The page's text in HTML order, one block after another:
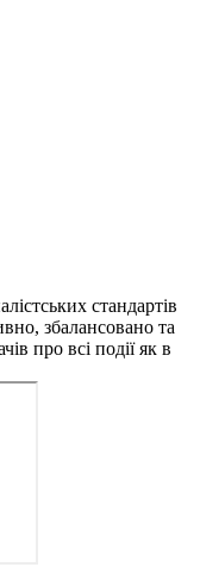
стандартів
збалансовано та
про всі події як в